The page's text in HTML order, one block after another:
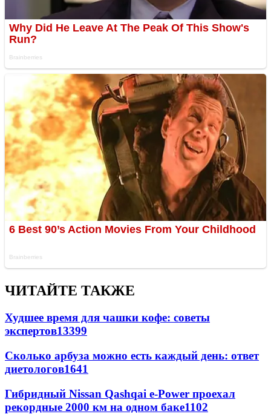
ЧИТАЙТЕ ТАКЖЕ
Худшее время для чашки кофе: советы
экспертов13399
Сколько арбуза можно есть каждый день: ответ
диетологов1641
Гибридный Nissan Qashqai e-Power проехал
рекордные 2000 км на одном баке1102